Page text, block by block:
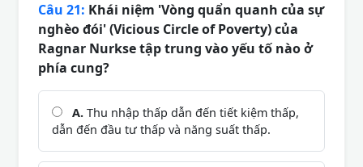
Câu 21: Khái niệm 'Vòng quẩn quanh của sự
nghèo đói' (Vicious Circle of Poverty) của
Ragnar Nurkse tập trung vào yếu tố nào ở
phía cung?
A. Thu nhập thấp dẫn đến tiết kiệm thấp,
dẫn đến đầu tư thấp và năng suất thấp.